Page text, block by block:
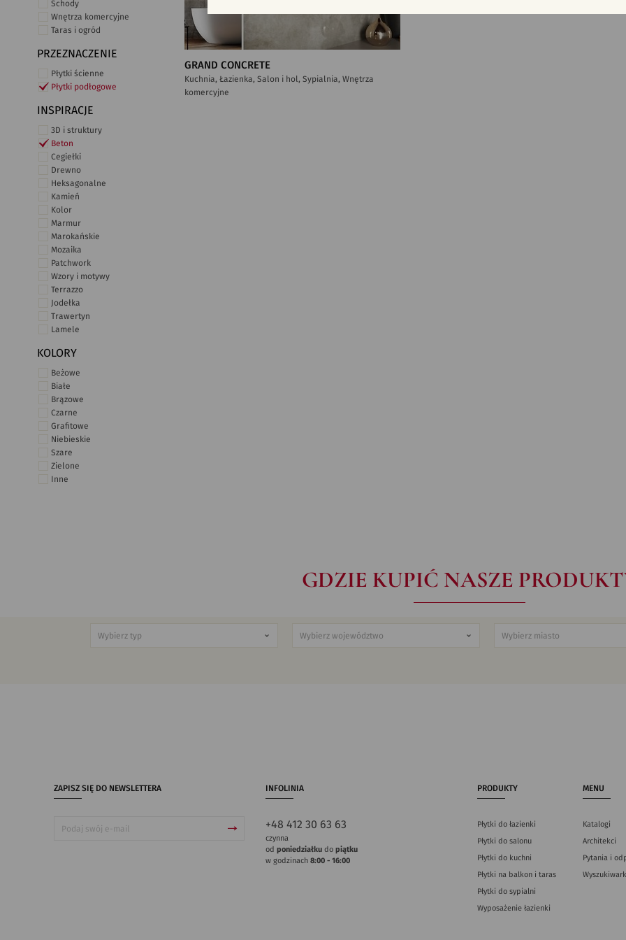
Schody
Wnętrza komercyjne
Taras i ogród
PRZEZNACZENIE
Płytki ścienne
Płytki podłogowe
INSPIRACJE
3D i struktury
Beton
Cegiełki
Drewno
Heksagonalne
Kamień
Kolor
Marmur
Marokańskie
Mozaika
Patchwork
Wzory i motywy
Terrazzo
Jodełka
Trawertyn
Lamele
KOLORY
Beżowe
Białe
Brązowe
Czarne
Grafitowe
Niebieskie
Szare
Zielone
Inne
GRAND CONCRETE
Kuchnia, Łazienka, Salon i hol, Sypialnia, Wnętrza
komercyjne
GDZIE KUPIĆ NASZE
ZAPISZ SIĘ DO NEWSLETTERA INFOLINIA
+48 412 30 63 63
czynna
od poniedziałkudo piątku
w godzinach 8:00 - 16:00
PRODUKTY
Płytki do łazienki
Płytki do salonu
Płytki do kuchni
Płytki na balkon i taras
Płytki do sypialni
Wyposażenie łazienki
MENU
Katalogi
Architekci
Pytania i